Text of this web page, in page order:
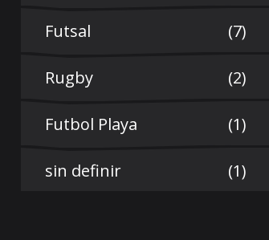
Futsal (7)
Rugby (2)
Futbol Playa (1)
sin definir (1)